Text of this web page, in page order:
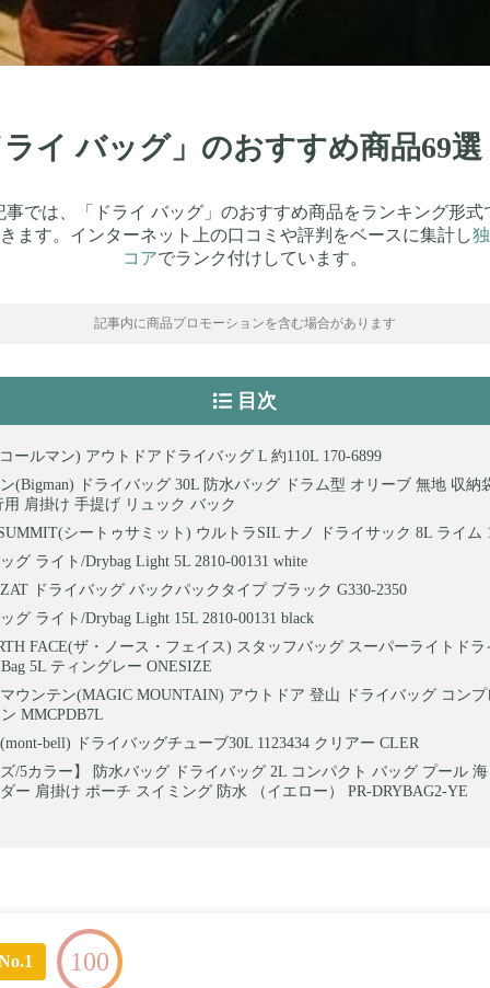
イ バッグ」のおすすめ商品69
事では、「ドライ バッグ」のおすすめ商品をランキング形式
ます。インターネット上の口コミや評判をベースに集計し
コアでランク付けしています。
記事内に商品プロモーションを含む場合があります
目次
ールマン) アウトドアドライバッグ L 約110L 170-6899
(Bigman) ドライバッグ 30L 防水バッグ ドラム型 オリーブ 無地 収納
肩掛け 手提げ リュック バック
シートゥサミット) ウルトラSIL ナノ ドライサック 8L ライム
グ ライト/Drybag Light 5L 2810-00131 white
ドライバッグ バックパックタイプ ブラック G330-2350
グ ライト/Drybag Light 15L 2810-00131 black
FACE(ザ・ノース・フェイス) スタッフバッグ スーパーライトドラ
5L ティングレー ONESIZE
ウンテン(MAGIC MOUNTAIN) アウトドア 登山 ドライバッグ コン
MMCPDB7L
ドライバッグチューブ30L 1123434 クリアー CLER
/5カラー】 防水バッグ ドライバッグ 2L コンパクト バッグ プール
ー 肩掛け ポーチ スイミング 防水 （イエロー） PR-DRYBAG2-YE
100